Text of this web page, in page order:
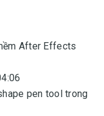
After Effects
pen tool trong